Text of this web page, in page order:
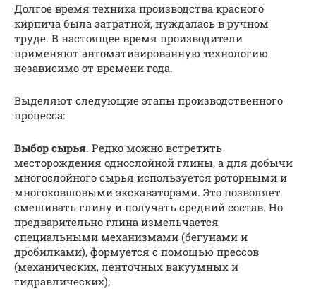
Долгое время техника производства красного
кирпича была затратной, нуждалась в ручном
труде. В настоящее время производители
применяют автоматизированную технологию
независимо от времени года.
Выделяют следующие этапы производственного
процесса:
Выбор сырья. Редко можно встретить
месторождения однослойной глины, а для добычи
многослойного сырья используется роторными и
многоковшовыми экскаваторами. Это позволяет
смешивать глину и получать средний состав. Но
предварительно глина измельчается
специальными механизмами (бегунами и
дробилками), формуется с помощью прессов
(механических, ленточных вакуумных и
гидравлических);